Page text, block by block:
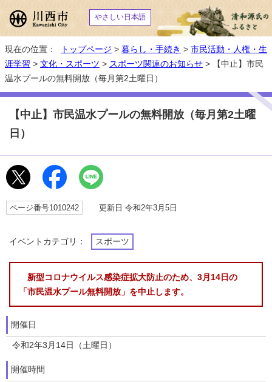
やさしい日本語
現在の位置： トップページ > 暮らし・手続き > 市民活動・人権・生
涯学習 > 文化・スポーツ > スポーツ関連のお知らせ > 【中止】市民
温水プールの無料開放（毎月第2土曜日）
【中止】市民温水プールの無料開放（毎月第2土曜
日）
ページ番号1010242 更新日 令和2年3月5日
イベントカテゴリ： スポーツ
新型コロナウイルス感染症拡大防止のため、3月14日の
「市民温水プール無料開放」を中止します。
開催日
令和2年3月14日（土曜日）
開催時間